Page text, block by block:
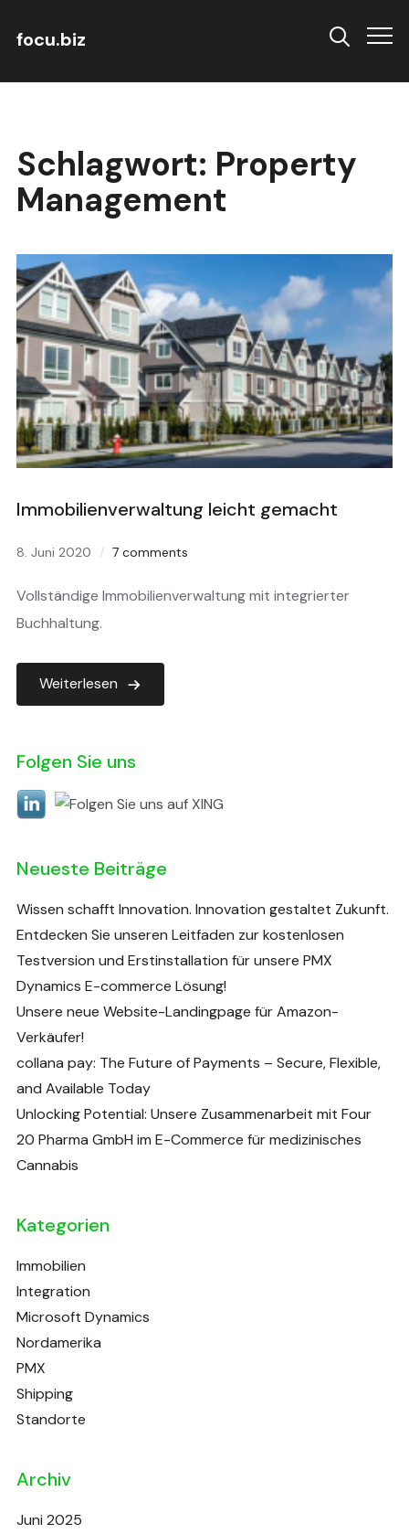
focu.biz Info
Schlagwort: Property
Management
Immobilienverwaltung leicht gemacht
8. Juni 2020 7 comments
Vollständige Immobilienverwaltung mit integrierter
Buchhaltung.
Weiterlesen
Folgen Sie uns
Neueste Beiträge
Wissen schafft Innovation. Innovation gestaltet Zukunft.
Entdecken Sie unseren Leitfaden zur kostenlosen
Testversion und Erstinstallation für unsere PMX
Dynamics E-commerce Lösung!
Unsere neue Website-Landingpage für Amazon-
Verkäufer!
collana pay: The Future of Payments – Secure, Flexible,
and Available Today
Unlocking Potential: Unsere Zusammenarbeit mit Four
20 Pharma GmbH im E-Commerce für medizinisches
Cannabis
Kategorien
Immobilien
Integration
Microsoft Dynamics
Nordamerika
PMX
Shipping
Standorte
Archiv
Juni 2025